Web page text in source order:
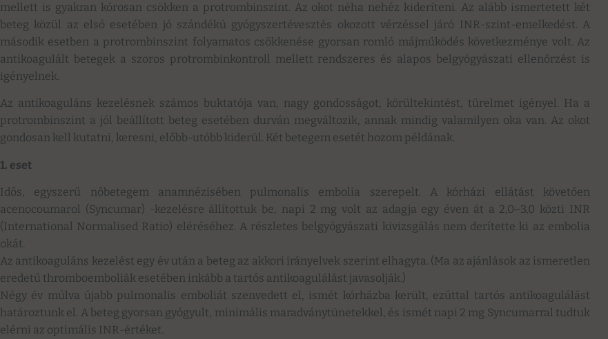
mellett is gyakran kórosan csökken a protrombinszint. Az okot néha nehéz kideríteni. Az alább ismertetett két
beteg közül az első esetében jó szándékú gyógyszertévesztés okozott vérzéssel járó INR-szint-emelkedést. A
második esetben a protrombinszint folyamatos csökkenése gyorsan romló májműködés következménye volt. Az
antikoagulált betegek a szoros protrombinkontroll mellett rendszeres és alapos belgyógyászati ellenőrzést is
igényelnek.
Az antikoaguláns kezelésnek számos buktatója van, nagy gondosságot, körültekintést, türelmet igényel. Ha a
protrombinszint a jól beállított beteg esetében durván megváltozik, annak mindig valamilyen oka van. Az okot
gondosan kell kutatni, keresni, előbb-utóbb kiderül. Két betegem esetét hozom példának.
1. eset
Idős, egyszerű nőbetegem anamnézisében pulmonalis embolia szerepelt. A kórházi ellátást követően
acenocoumarol (Syncumar) -kezelésre állítottuk be, napi 2 mg volt az adagja egy éven át a 2,0‒3,0 közti INR
(International Normalised Ratio) eléréséhez. A részletes belgyógyászati kivizsgálás nem derítette ki az embolia
okát.
Az antikoaguláns kezelést egy év után a beteg az akkori irányelvek szerint elhagyta. (Ma az ajánlások az ismeretlen
eredetű thromboemboliák esetében inkább a tartós antikoagulálást javasolják.)
Négy év múlva újabb pulmonalis emboliát szenvedett el, ismét kórházba került, ezúttal tartós antikoagulálást
határoztunk el. A beteg gyorsan gyógyult, minimális maradványtünetekkel, és ismét napi 2 mg Syncumarral tudtuk
elérni az optimális INR-értéket.